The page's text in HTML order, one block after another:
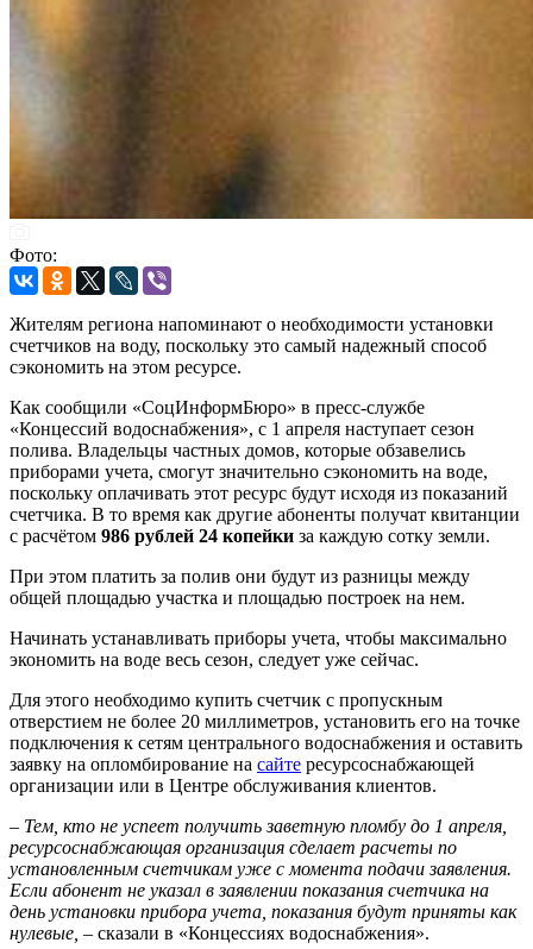
Фото:
Жителям региона напоминают о необходимости установки
счетчиков на воду, поскольку это самый надежный способ
сэкономить на этом ресурсе.
Как сообщили «СоцИнформБюро» в пресс-службе
«Концессий водоснабжения», с 1 апреля наступает сезон
полива. Владельцы частных домов, которые обзавелись
приборами учета, смогут значительно сэкономить на воде,
поскольку оплачивать этот ресурс будут исходя из показаний
счетчика. В то время как другие абоненты получат квитанции
с расчётом 986 рублей 24 копейки за каждую сотку земли.
При этом платить за полив они будут из разницы между
общей площадью участка и площадью построек на нем.
Начинать устанавливать приборы учета, чтобы максимально
экономить на воде весь сезон, следует уже сейчас.
Для этого необходимо купить счетчик с пропускным
отверстием не более 20 миллиметров, установить его на точке
подключения к сетям центрального водоснабжения и оставить
заявку на опломбирование на сайте ресурсоснабжающей
организации или в Центре обслуживания клиентов.
– Тем, кто не успеет получить заветную пломбу до 1 апреля,
ресурсоснабжающая организация сделает расчеты по
установленным счетчикам уже с момента подачи заявления.
Если абонент не указал в заявлении показания счетчика на
день установки прибора учета, показания будут приняты как
нулевые, – сказали в «Концессиях водоснабжения».